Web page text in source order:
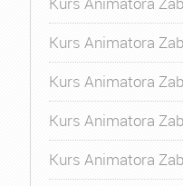
Kurs Animatora
Kurs Animatora
Kurs Animatora
Kurs Animatora